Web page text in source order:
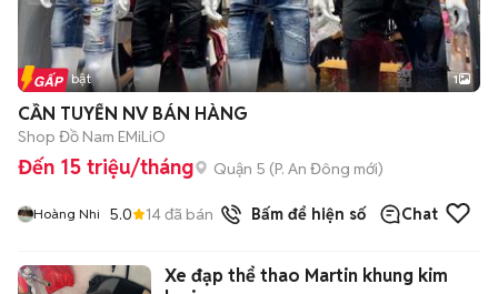
Tin nổi bật 1
CẦN TUYỂN NV BÁN HÀNG
Shop Đồ Nam EMiLiO
Đến 15 triệu/tháng Quận 5 (P. An Đông mới)
Hoàng Nhi 5.0 14đã bán Bấm để hiện số Chat
Xe đạp thể thao Martin khung kim